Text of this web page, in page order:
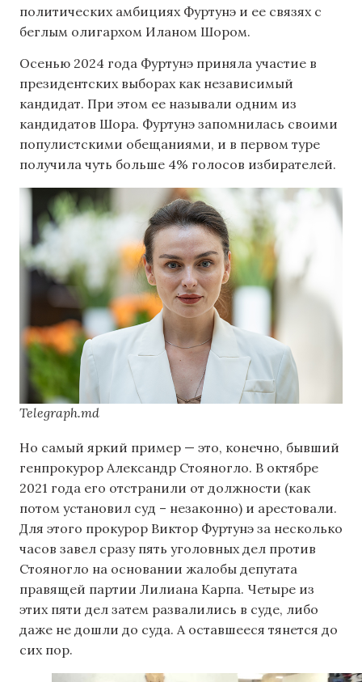
политических амбициях Фуртунэ и ее связях с
беглым олигархом Иланом Шором.
Осенью 2024 года Фуртунэ приняла участие в
президентских выборах как независимый
кандидат. При этом ее называли одним из
кандидатов Шора. Фуртунэ запомнилась своими
популистскими обещаниями, и в первом туре
получила чуть больше 4% голосов избирателей.
Telegraph.md
Но самый яркий пример — это, конечно, бывший
генпрокурор Александр Стояногло. В октябре
2021 года его отстранили от должности (как
потом установил суд – незаконно) и арестовали.
Для этого прокурор Виктор Фуртунэ за несколько
часов завел сразу пять уголовных дел против
Стояногло на основании жалобы депутата
правящей партии Лилиана Карпа. Четыре из
этих пяти дел затем развалились в суде, либо
даже не дошли до суда. А оставшееся тянется до
сих пор.